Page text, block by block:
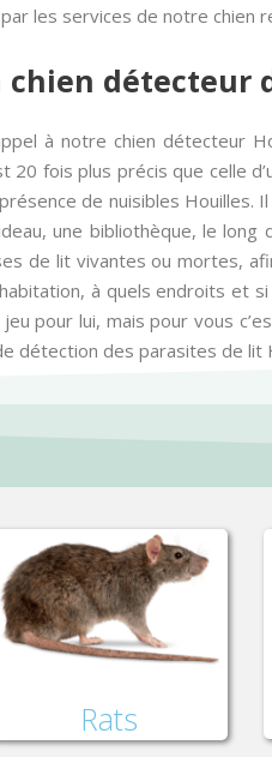
les services de notre chien
chien détecteur
à notre chien détecteur
fois plus précis que celle
de nuisibles Houilles.
une bibliothèque, le
de lit vivantes ou mortes,
à quels endroits et
jeu pour lui, mais pour vous
détection des parasites de lit
Rats